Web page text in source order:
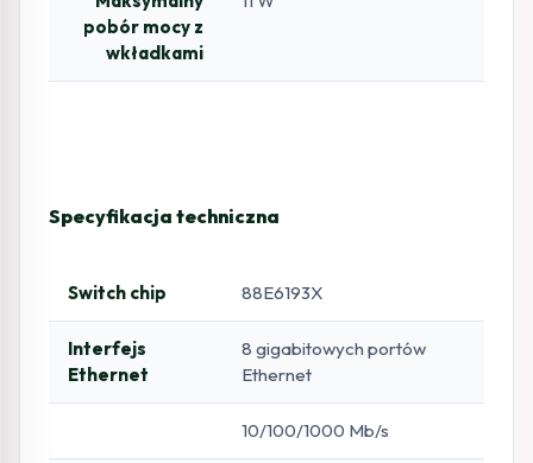
pobór mocy z
wkładkami
Specyfikacja techniczna
Switch chip 88E6193X
Interfejs
Ethernet
8 gigabitowych portów
Ethernet
10/100/1000 Mb/s